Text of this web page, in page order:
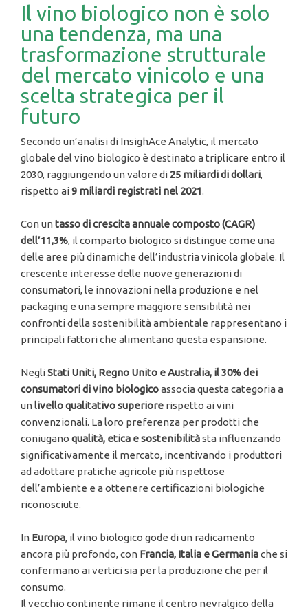
Il vino biologico non è solo
una tendenza, ma una
trasformazione strutturale
del mercato vinicolo e una
scelta strategica per il
futuro
Secondo un’analisi di InsighAce Analytic, il mercato
globale del vino biologico è destinato a triplicare entro il
2030, raggiungendo un valore di 25 miliardi di dollari,
rispetto ai9 miliardi registrati nel 2021.
Con untasso di crescita annuale composto (CAGR)
dell’11,3%, il comparto biologico si distingue come una
delle aree più dinamiche dell’industria vinicola globale. Il
crescente interesse delle nuove generazioni di
consumatori, le innovazioni nella produzione e nel
packaging e una sempre maggiore sensibilità nei
confronti della sostenibilità ambientale rappresentano i
principali fattori che alimentano questa espansione.
NegliStati Uniti, Regno Unito e Australia, il 30% dei
consumatori di vino biologicoassocia questa categoria a
unlivello qualitativo superiore rispetto ai vini
convenzionali. La loro preferenza per prodotti che
coniugano qualità, etica e sostenibilitàsta influenzando
significativamente il mercato, incentivando i produttori
ad adottare pratiche agricole più rispettose
dell’ambiente e a ottenere certificazioni biologiche
riconosciute.
In Europa, il vino biologico gode di un radicamento
ancora più profondo, con Francia, Italia e Germaniache si
confermano ai vertici sia per la produzione che per il
consumo.
Il vecchio continente rimane il centro nevralgico della